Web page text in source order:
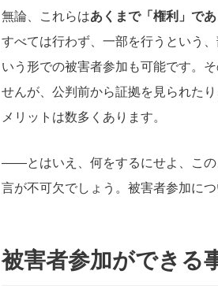
無論、これらはあくまで「権利」で
すべては行わず、一部を行うという
いう形での被害者参加も可能です。
せんが、公判前から証拠を見られた
メリットは数多くあります。
――とはいえ、何をするにせよ、この
言が不可欠でしょう。被害者参加に
被害者参加ができる